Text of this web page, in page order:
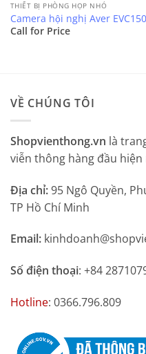
THIẾT BỊ PHÒNG HỌP NHỎ
Camera hội nghị Aver EVC150
Call for Price
VỀ CHÚNG TÔI
Shopvienthong.vn là
viễn thông hàng đầu hiện
Địa chỉ:95 Ngô Quyền,
TP Hồ Chí Minh
Email:
Số điện thoại: +84
Hotline: 0366.796.809